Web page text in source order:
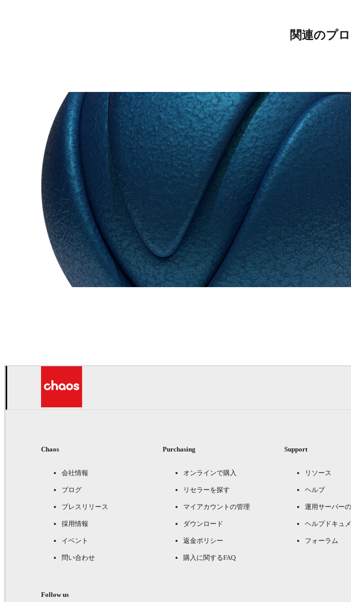
関連のプ
Chaos
会社情報
ブログ
プレスリリース
採用情報
イベント
問い合わせ
Purchasing
オンラインで購入
リセラーを探す
マイアカウントの管理
ダウンロード
返金ポリシー
購入に関するFAQ
Support
リソース
ヘルプ
運用サーバー
ヘルプドキュ
フォーラム
Follow us